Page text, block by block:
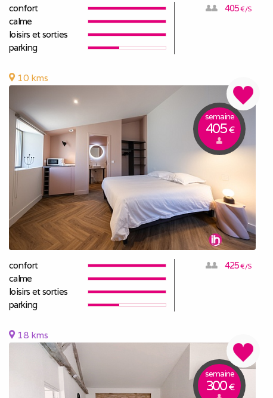
confort
calme
loisirs et sorties
parking
405€/S
10 kms
semaine
405€
confort
calme
loisirs et sorties
parking
425€/S
18 kms
semaine
300€